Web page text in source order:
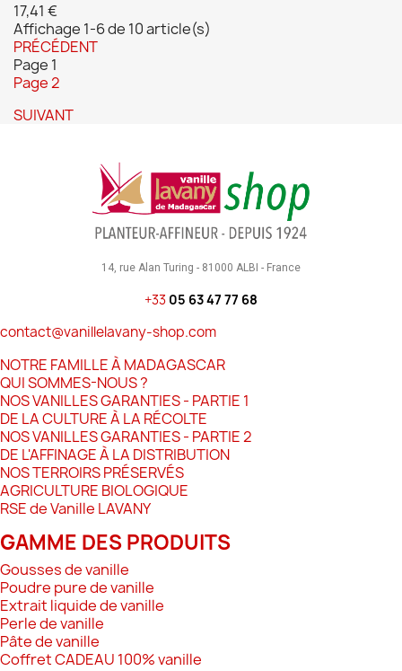
17,41 €
Affichage 1-6 de 10 article(s)
PRÉCÉDENT
Page 1
Page2
SUIVANT
14, rue Alan Turing - 81000 ALBI - France
+33 05 63 47 77 68
contact@vanillelavany-shop.com
NOTRE FAMILLE À MADAGASCAR
QUI SOMMES-NOUS ?
NOS VANILLES GARANTIES - PARTIE 1
DE LA CULTURE À LA RÉCOLTE
NOS VANILLES GARANTIES - PARTIE 2
DE L'AFFINAGE À LA DISTRIBUTION
NOS TERROIRS PRÉSERVÉS
AGRICULTURE BIOLOGIQUE
RSE de Vanille LAVANY
GAMME DES PRODUITS
Gousses de vanille
Poudre pure de vanille
Extrait liquide de vanille
Perle de vanille
Pâte de vanille
Coffret CADEAU 100% vanille